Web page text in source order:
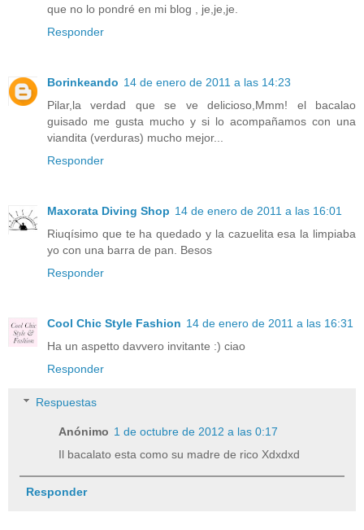
que no lo pondré en mi blog , je,je,je.
Responder
Borinkeando 14 de enero de 2011 a las 14:23
Pilar,la verdad que se ve delicioso,Mmm! el bacalao
guisado me gusta mucho y si lo acompañamos con una
viandita (verduras) mucho mejor...
Responder
Maxorata Diving Shop 14 de enero de 2011 a las 16:01
Riuqísimo que te ha quedado y la cazuelita esa la limpiaba
yo con una barra de pan. Besos
Responder
Cool Chic Style Fashion 14 de enero de 2011 a las 16:31
Ha un aspetto davvero invitante :) ciao
Responder
Respuestas
Anónimo 1 de octubre de 2012 a las 0:17
Il bacalato esta como su madre de rico Xdxdxd
Responder